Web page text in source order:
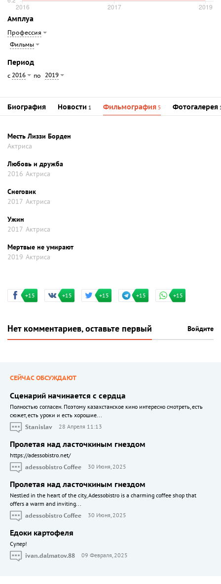
Амплуа
Профессия
Фильмы
Период
с 2016 по 2019
Биография Новости 1 Фильмография 5 Фотогалерея
Месть Лиззи Борден
Актриса
Любовь и дружба
2016 Актриса
Снеговик
2017 Актриса
Ужин
2017 Актриса
Мертвые не умирают
2019 Актриса
+15 +15 +15 +15 +15
Нет комментариев, оставьте первый Войдите
СЕЙЧАС ОБСУЖДАЮТ
Сценарий начинается с сердца
Полностью согласен. Поэтому казахстанское кино интересно смотреть, есть
сюжет, есть уроки и есть хорошие...
Stanislav
28 Апреля 11:13
Пролетая над ласточкиным гнездом
https://adessobistro.net/
adessobistro Coffee
30 Июня, 2025
Пролетая над ласточкиным гнездом
Nestled in the heart of the city, Adessobistro is a charming coffee shop that
offers a warm and inviting...
adessobistro Coffee
30 Июня, 2025
Едоки картофеля
Cупер!
ivan.dalmatov.88
09 Февраля, 2025